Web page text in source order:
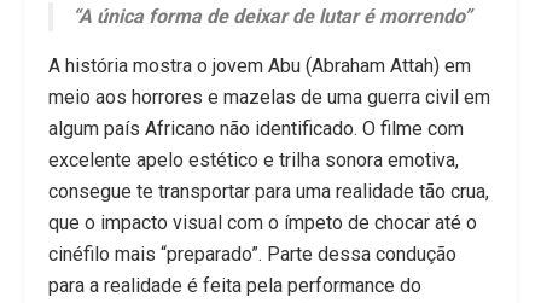
“A única forma de deixar de lutar é morrendo”
A história mostra o jovem Abu (Abraham Attah) em
meio aos horrores e mazelas de uma guerra civil em
algum país Africano não identificado. O filme com
excelente apelo estético e trilha sonora emotiva,
consegue te transportar para uma realidade tão crua,
que o impacto visual com o ímpeto de chocar até o
cinéfilo mais “preparado”. Parte dessa condução
para a realidade é feita pela performance do